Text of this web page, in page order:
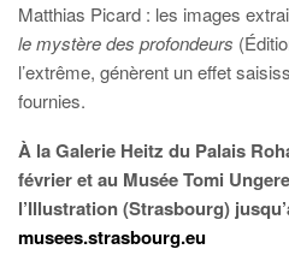
Matthias Picard : les images
le mystère des profondeurs
l’extrême, génèrent un effet
fournies.
À la Galerie Heitz du Palais
février et au Musée Tomi
l’Illustration (Strasbourg)
musees.strasbourg.eu